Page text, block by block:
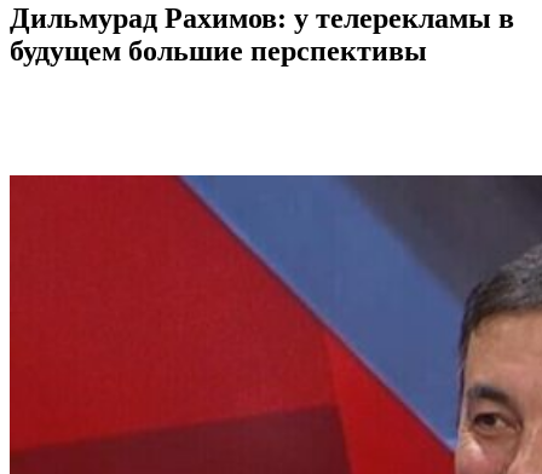
Дильмурад Рахимов: у телерекламы в
будущем большие перспективы